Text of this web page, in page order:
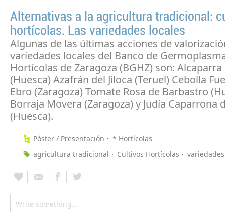
Alternativas a la agricultura tradicional:
hortícolas. Las variedades locales
Algunas de las últimas acciones de
variedades locales del Banco de
Hortícolas de Zaragoza (BGHZ) son:
(Huesca) Azafrán del Jiloca (Teruel) Cebolla
Ebro (Zaragoza) Tomate Rosa de Barbastro
Borraja Movera (Zaragoza) y Judía Caparrona
(Huesca).
Póster / Presentación
* Hortícolas
agricultura tradicional
Cultivos Hortícolas